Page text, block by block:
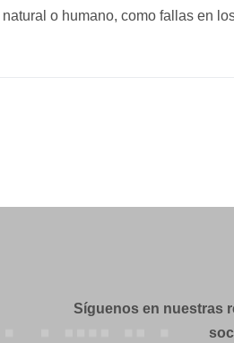
o humano, como fallas en
Síguenos en nuestras